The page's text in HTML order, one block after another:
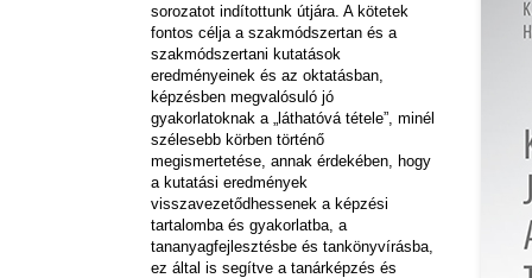
sorozatot indítottunk útjára. A kötetek
fontos célja a szakmódszertan és a
szakmódszertani kutatások
eredményeinek és az oktatásban,
képzésben megvalósuló jó
gyakorlatoknak a „láthatóvá tétele”, minél
szélesebb körben történő
megismertetése, annak érdekében, hogy
a kutatási eredmények
visszavezetődhessenek a képzési
tartalomba és gyakorlatba, a
tananyagfejlesztésbe és tankönyvírásba,
ez által is segítve a tanárképzés és